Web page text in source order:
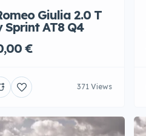
Giulia 2.0 T
Sprint AT8 Q4
€
371 Views